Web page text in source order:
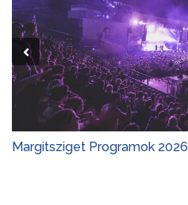
Margitsziget Programok 2026